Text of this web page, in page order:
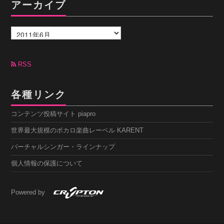
アーカイブ
ー
カ
ブ RSS
各種リンク
コンテンツ投稿サイト piapro
世界最大規模のボカロ楽曲レーベル KARENT
バーチャルシンガー・ラインナップ
個人情報の保護について
Powered by